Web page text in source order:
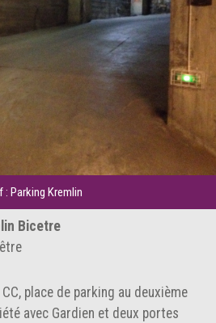
: Parking Kremlin
Bicetre
place de parking au deuxième
avec Gardien et deux portes